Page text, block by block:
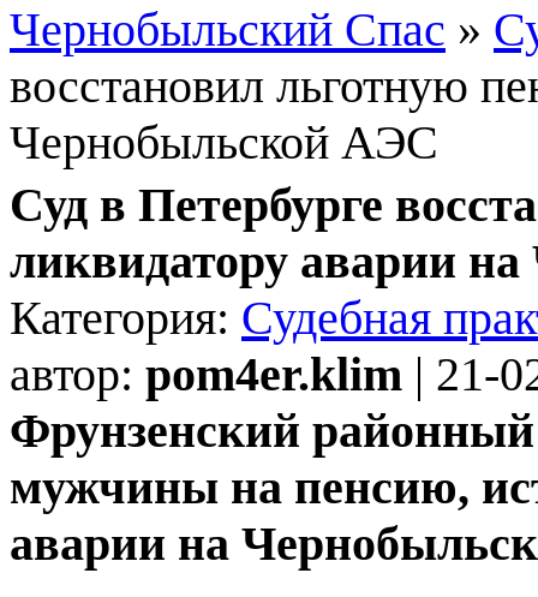
Чернобыльский Спас »
восстановил льготную
Чернобыльской АЭС
Суд в Петербурге
ликвидатору аварии
Категория: Судебная
автор: pom4er.klim | 21-
Фрунзенский районный
мужчины на пенсию,
аварии на